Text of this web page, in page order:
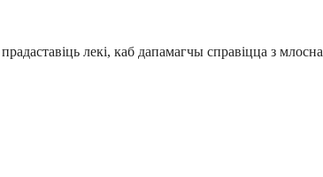
лекі, каб дапамагчы справіцца з